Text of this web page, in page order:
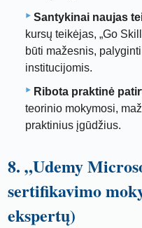
Santykinai naujas
kursų teikėjas, „Go
būti mažesnis,
institucijomis.
Ribota praktinė
teorinio mokymosi,
praktinius įgūdžius.
8. „Udemy
sertifikavimo
ekspertų)